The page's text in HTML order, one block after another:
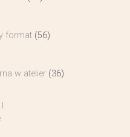
format (56)
w atelier (36)